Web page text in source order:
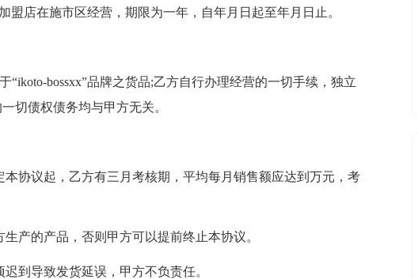
盟店在施市区经营，期限为一年，自年月日起至年月日止。
“ikoto-bossxx”品牌之货品;乙方自行办理经营的一切手续，独立
切债权债务均与甲方无关。
协议起，乙方有三月考核期，平均每月销售额应达到万元，考
产的产品，否则甲方可以提前终止本协议。
到导致发货延误，甲方不负责任。